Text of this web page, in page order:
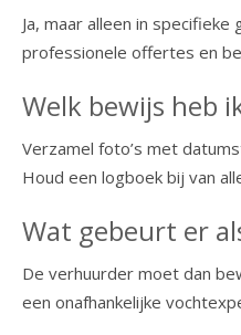
Ja, maar alleen in
professionele offertes en
Welk bewijs heb
Verzamel foto’s met
Houd een logboek bij van
Wat gebeurt er
De verhuurder moet dan
een onafhankelijke